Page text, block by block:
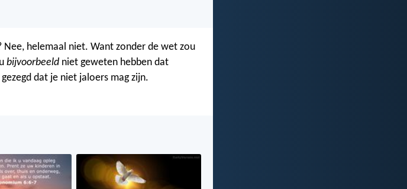
Nee, helemaal niet. Want zonder de wet zou
bijvoorbeeld niet geweten hebben dat
dat je niet jaloers mag zijn.